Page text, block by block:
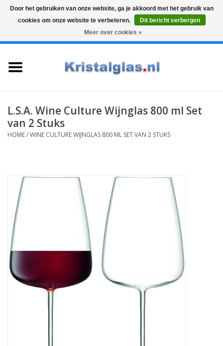
Graveren
Karaffen
Glas graveren
Cadeaus
Koffie & Thee
Bar & Wijn
L.S.A. Wine Culture Wijnglas 800 ml Set
van 2 Stuks
HOME/WINE CULTURE WIJNGLAS 800 ML SET VAN 2 STUKS
Door het gebruiken van onze website, ga je akkoord met het gebruik van
cookies om onze website te verbeteren.
Dit bericht verbergen
Meer over cookies »